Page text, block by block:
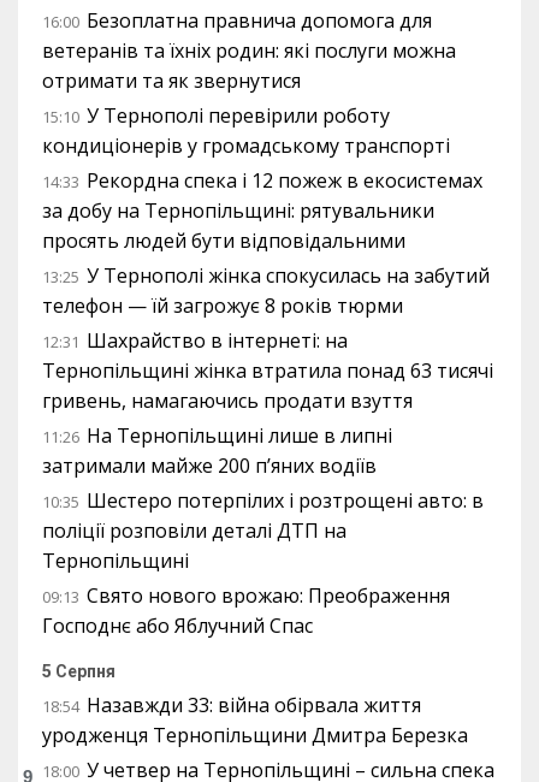
16:00 Безоплатна правнича допомога для
ветеранів та їхніх родин: які послуги можна
отримати та як звернутися
15:10 У Тернополі перевірили роботу
кондиціонерів у громадському транспорті
14:33 Рекордна спека і 12 пожеж в екосистемах
за добу на Тернопільщині: рятувальники
просять людей бути відповідальними
13:25 У Тернополі жінка спокусилась на забутий
телефон — їй загрожує 8 років тюрми
12:31 Шахрайство в інтернеті: на
Тернопільщині жінка втратила понад 63 тисячі
гривень, намагаючись продати взуття
11:26 На Тернопільщині лише в липні
затримали майже 200 п’яних водіїв
10:35 Шестеро потерпілих і розтрощені авто: в
поліції розповіли деталі ДТП на
Тернопільщині
09:13 Свято нового врожаю: Преображення
Господнє або Яблучний Спас
5 Серпня
18:54 Назавжди 33: війна обірвала життя
уродженця Тернопільщини Дмитра Березка
18:00 У четвер на Тернопільщині – сильна спека
9